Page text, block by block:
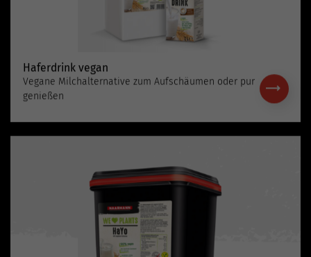
Haferdrink vegan
Vegane Milchalternative zum Aufschäumen oder pur
genießen